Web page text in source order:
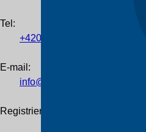
Tel :
+420
E-mail:
info@trafocz.de
Registrierung des Unternehmens